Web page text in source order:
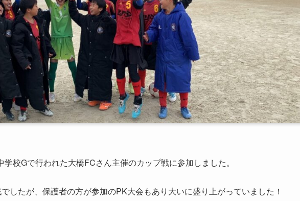
校Gで行われた大橋FCさん主催のカップ戦に参加しました。
したが、保護者の方が参加のPK大会もあり大いに盛り上がっていました！